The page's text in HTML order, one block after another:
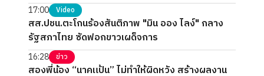
17:00 Video
สส.ปชน.ตะโกนร้องสันติภาพ "มิน ออง ไลง์" กลาง
รัฐสภาไทย ซัดฟอกขาวเผด็จการ
16:28 ข่าว
สองพี่น้อง “นาคแป้น” ไม่ทำให้ผิดหวัง สร้างผลงาน